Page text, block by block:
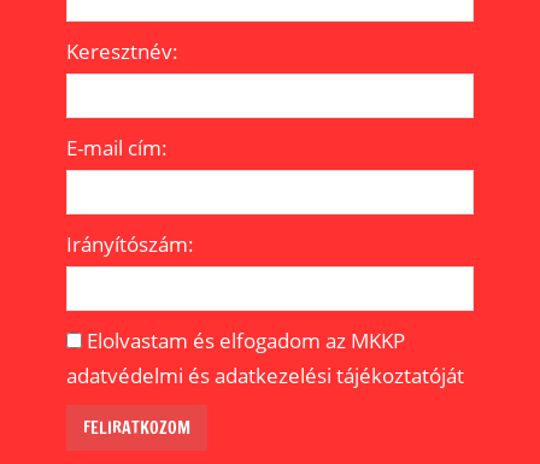
Keresztnév:
E-mail cím:
Irányítószám:
Elolvastam és elfogadom az MKKP
adatvédelmi és adatkezelési tájékoztatóját